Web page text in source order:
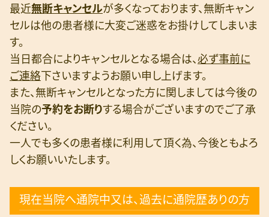
最近無断キャンセルが多くなっております、無断キャン
セルは他の患者様に大変ご迷惑をお掛けしてしまいま
す。
当日都合によりキャンセルとなる場合は、必ず事前に
ご連絡下さいますようお願い申し上げます。
また、無断キャンセルとなった方に関しましては今後の
当院の予約をお断りする場合がございますのでご了承
ください。
一人でも多くの患者様に利用して頂く為、今後ともよろ
しくお願いいたします。
現在当院へ通院中又は、過去に通院歴ありの方